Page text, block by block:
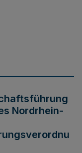
Nordrhein-